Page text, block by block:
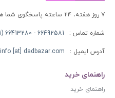
۷ روز هفته، ۲۴ ساعته پاسخگوی شما هستیم
شماره تماس : 66492581 - 66413280 (021)
آدرس ایمیل : info [at] dadbazar.com
راهنمای خرید
راهنمای خرید